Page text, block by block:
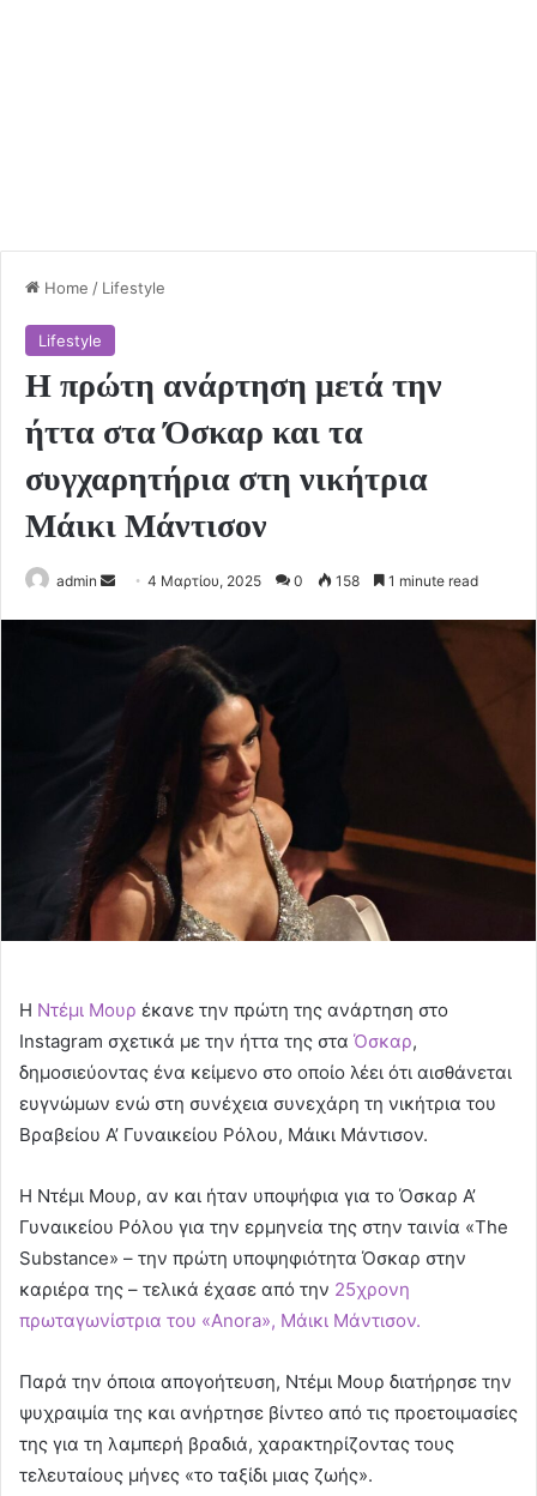
Home / Lifestyle
Lifestyle
Η πρώτη ανάρτηση μετά την
ήττα στα Όσκαρ και τα
συγχαρητήρια στη νικήτρια
Μάικι Μάντισον
admin
Send4 Μαρτίου, 2025 0 158 1 minute read
Η Ντέμι Μουρ έκανε την πρώτη της ανάρτηση στο
Instagram σχετικά με την ήττα της στα Όσκαρ,
δημοσιεύοντας ένα κείμενο στο οποίο λέει ότι αισθάνεται
ευγνώμων ενώ στη συνέχεια συνεχάρη τη νικήτρια του
Βραβείου Α’ Γυναικείου Ρόλου, Μάικι Μάντισον.
Η Ντέμι Μουρ, αν και ήταν υποψήφια για το Όσκαρ Α’
Γυναικείου Ρόλου για την ερμηνεία της στην ταινία «The
Substance» – την πρώτη υποψηφιότητα Όσκαρ στην
καριέρα της – τελικά έχασε από την 25χρονη
πρωταγωνίστρια του «Anora», Μάικι Μάντισον.
Παρά την όποια απογοήτευση, Ντέμι Μουρ διατήρησε την
ψυχραιμία της και ανήρτησε βίντεο από τις προετοιμασίες
της για τη λαμπερή βραδιά, χαρακτηρίζοντας τους
τελευταίους μήνες «το ταξίδι μιας ζωής».